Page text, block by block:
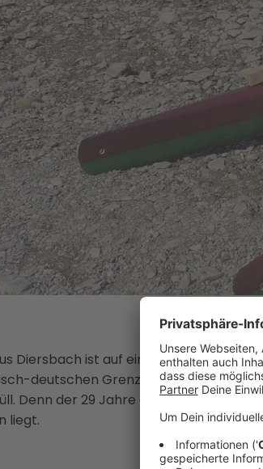
Diersbach ist auf einem selbst
deutschen Grenze bis Bratislava in
Denn der 29 Jahre alte Student will
liegt.